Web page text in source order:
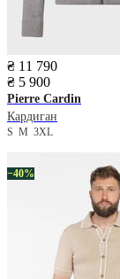
₴ 11 790
₴ 5 900
Pierre Cardin
Кардиган
S M 3XL
−40%